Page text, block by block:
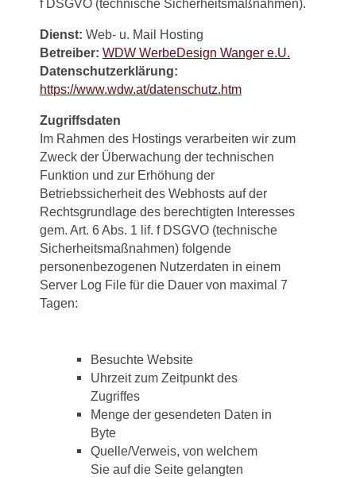
f DSGVO (technische Sicherheitsmaßnahmen).
Dienst: Web- u. Mail Hosting
Betreiber: WDW WerbeDesign Wanger e.U.
Datenschutzerklärung:
https://www.wdw.at/datenschutz.htm
Zugriffsdaten
Im Rahmen des Hostings verarbeiten wir zum
Zweck der Überwachung der technischen
Funktion und zur Erhöhung der
Betriebssicherheit des Webhosts auf der
Rechtsgrundlage des berechtigten Interesses
gem. Art. 6 Abs. 1 lif. f DSGVO (technische
Sicherheitsmaßnahmen) folgende
personenbezogenen Nutzerdaten in einem
Server Log File für die Dauer von maximal 7
Tagen:
Besuchte Website
Uhrzeit zum Zeitpunkt des
Zugriffes
Menge der gesendeten Daten in
Byte
Quelle/Verweis, von welchem
Sie auf die Seite gelangten